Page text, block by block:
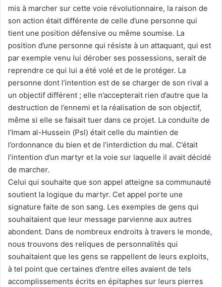
mis à marcher sur cette voie révolutionnaire, la raison de
son action était différente de celle d’une personne qui
tient une position défensive ou même soumise. La
position d’une personne qui résiste à un attaquant, qui est
par exemple venu lui dérober ses possessions, serait de
reprendre ce qui lui a été volé et de le protéger. La
personne dont l’intention est de se charger de son rival a
un objectif différent ; elle n’accepterait rien d’autre que la
destruction de l’ennemi et la réalisation de son objectif,
même si elle se faisait tuer dans ce projet. La conduite de
l’Imam al-Hussein (Psl) était celle du maintien de
l’ordonnance du bien et de l’interdiction du mal. C’était
l’intention d’un martyr et la voie sur laquelle il avait décidé
de marcher.
Celui qui souhaite que son appel atteigne sa communauté
soutient la logique du martyr. Cet appel porte une
signature faite de son sang. Les exemples de gens qui
souhaitaient que leur message parvienne aux autres
abondent. Dans de nombreux endroits à travers le monde,
nous trouvons des reliques de personnalités qui
souhaitaient que les gens se rappellent de leurs exploits,
à tel point que certaines d’entre elles avaient de tels
accomplissements écrits en épitaphes sur leurs pierres